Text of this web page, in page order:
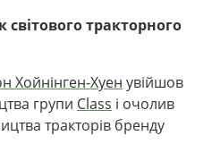
світового тракторного
Хойнінген-Хуен увійшов
групи Class і очолив
тракторів бренду